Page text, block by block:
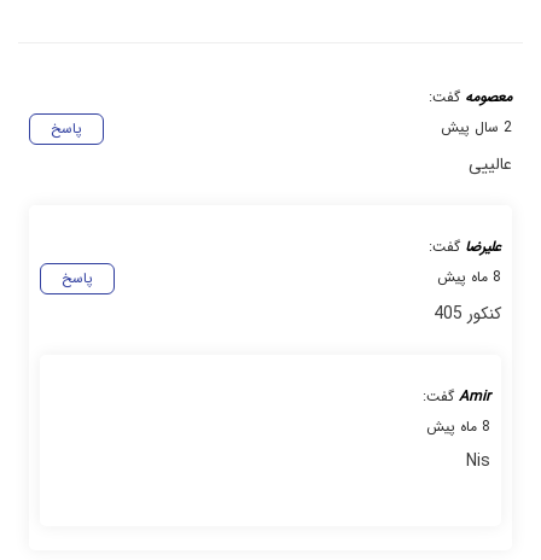
معصومه گفت:
پاسخ
2 سال پیش
عالییی
علیرضا گفت:
پاسخ
8 ماه پیش
کنکور 405
Amir گفت:
8 ماه پیش
Nis